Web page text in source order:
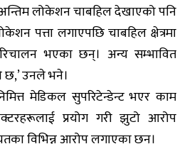
अन्तिम लोकेशन चाबहिल देखाएको पनि
पत्ता लगाएपछि चाबहिल क्षेत्रमा
भएका छन्। अन्य सम्भावित
छ,’ उनले भने।
मेडिकल सुपरिटेन्डेन्ट भएर काम
प्रयोग गरी झुटो आरोप
विभिन्न आरोप लगाएका छन्।